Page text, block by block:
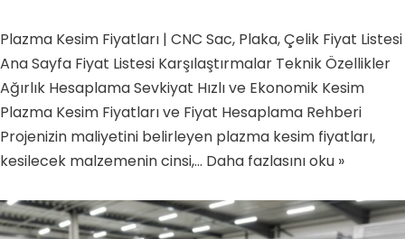
Plazma Kesim Fiyatları | CNC Sac, Plaka, Çelik Fiyat Listesi
Ana Sayfa Fiyat Listesi Karşılaştırmalar Teknik Özellikler
Ağırlık Hesaplama Sevkiyat Hızlı ve Ekonomik Kesim
Plazma Kesim Fiyatları ve Fiyat Hesaplama Rehberi
Projenizin maliyetini belirleyen plazma kesim fiyatları,
kesilecek malzemenin cinsi,… Daha fazlasını oku »